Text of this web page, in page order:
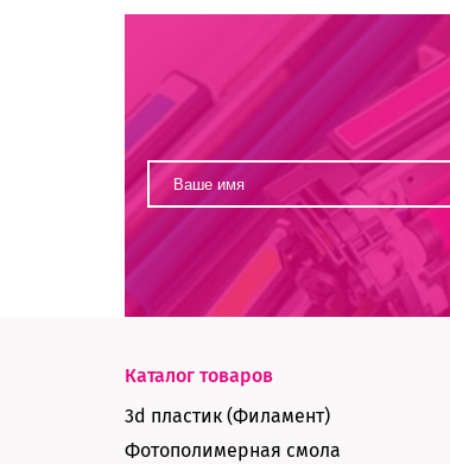
Каталог товаров
3d пластик (Филамент)
Фотополимерная смола